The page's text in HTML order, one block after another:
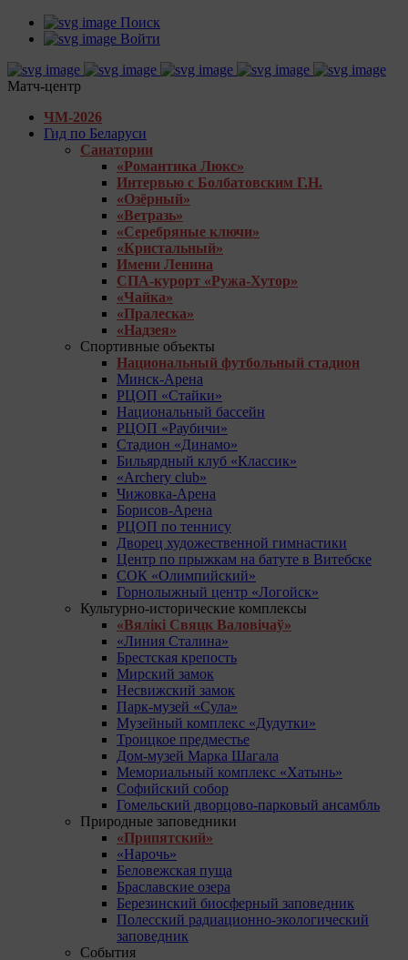
Поиск
Войти
Матч-центр
ЧМ-2026
Гид по Беларуси
Санатории
«Романтика Люкс»
Интервью с Болбатовским Г.Н.
«Озёрный»
«Ветразь»
«Серебряные ключи»
«Кристальный»
Имени Ленина
СПА-курорт «Ружа-Хутор»
«Чайка»
«Пралеска»
«Надзея»
Спортивные объекты
Национальный футбольный стадион
Минск-Арена
РЦОП «Стайки»
Национальный бассейн
РЦОП «Раубичи»
Стадион «Динамо»
Бильярдный клуб «Классик»
«Archery club»
Чижовка-Арена
Борисов-Арена
РЦОП по теннису
Дворец художественной гимнастики
Центр по прыжкам на батуте в Витебске
СОК «Олимпийский»
Горнолыжный центр «Логойск»
Культурно-исторические комплексы
«Вялікі Свяцк Валовічаў»
«Линия Сталина»
Брестская крепость
Мирский замок
Несвижский замок
Парк-музей «Сула»
Музейный комплекс «Дудутки»
Троицкое предместье
Дом-музей Марка Шагала
Мемориальный комплекс «Хатынь»
Софийский собор
Гомельский дворцово-парковый ансамбль
Природные заповедники
«Припятский»
«Нарочь»
Беловежская пуща
Браславские озера
Березинский биосферный заповедник
Полесский радиационно-экологический
заповедник
События